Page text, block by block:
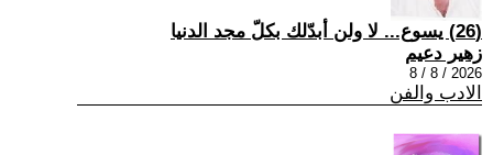
(26) يسوع... لا ولن أبدّلك بكلّ مجد الدنيا
زهير دعيم
2026 / 8 / 8
الادب والفن